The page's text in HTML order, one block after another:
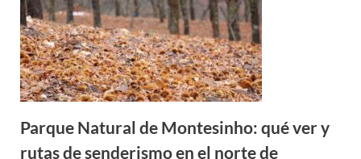
Parque Natural de Montesinho: qué ver y
rutas de senderismo en el norte de
Portugal